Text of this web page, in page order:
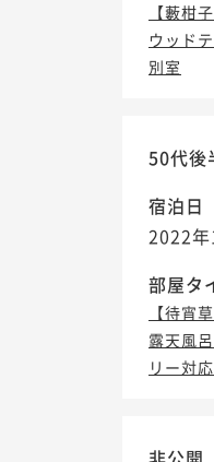
【藪柑
ウッド
別室
50代後
宿泊日
2022
部屋タ
【待宵
露天風
リー対